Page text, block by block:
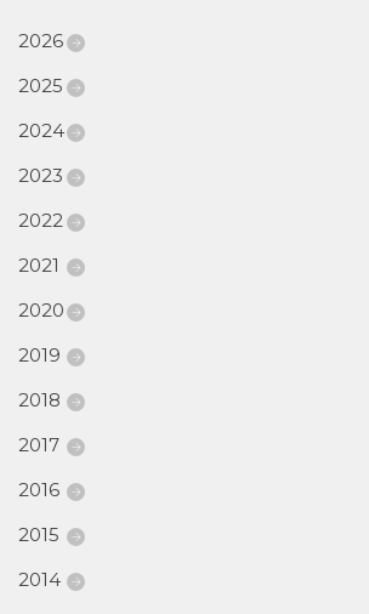
2026
2025
2024
2023
2022
2021
2020
2019
2018
2017
2016
2015
2014